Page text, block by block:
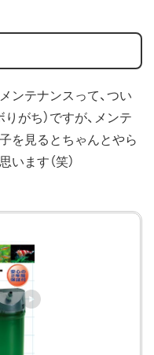
ンテナンスって、つい
りがち）ですが、メンテ
を見るとちゃんとやら
います（笑）